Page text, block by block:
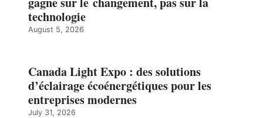
technologie
August 5, 2026
Canada Light Expo : des solutions
d’éclairage écoénergétiques pour les
entreprises modernes
July 31, 2026